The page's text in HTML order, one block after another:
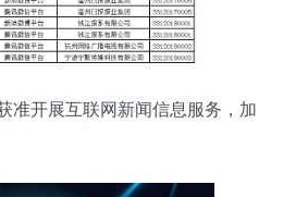
准开展互联网新闻信息服务，加